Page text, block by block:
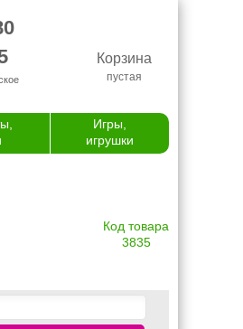
Корзина
пустая
Игры,
игрушки
Код товара
3835